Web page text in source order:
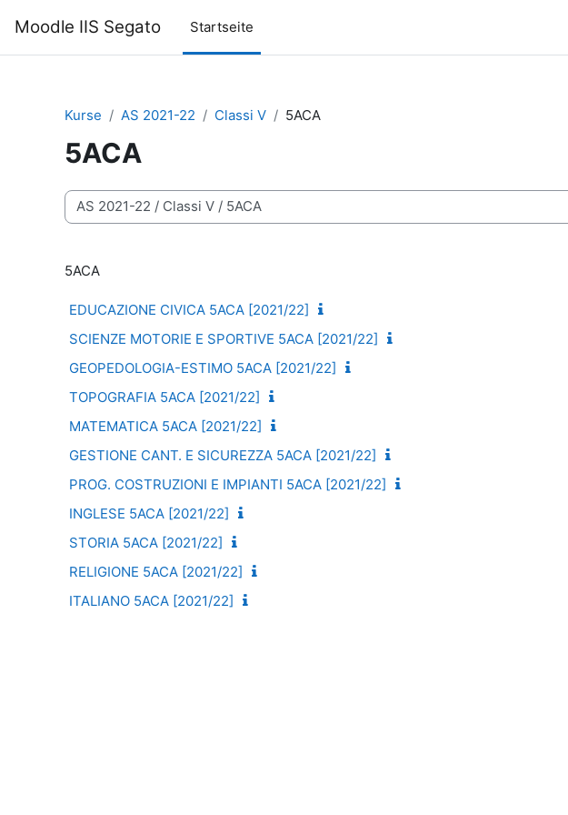
Moodle IIS Segato Startseite
Kurse AS 2021-22 Classi V 5ACA
5ACA
Kursbereiche
5ACA
EDUCAZIONE CIVICA 5ACA [2021/22]
SCIENZE MOTORIE E SPORTIVE 5ACA [2021/22]
GEOPEDOLOGIA-ESTIMO 5ACA [2021/22]
TOPOGRAFIA 5ACA [2021/22]
MATEMATICA 5ACA [2021/22]
GESTIONE CANT. E SICUREZZA 5ACA [2021/22]
PROG. COSTRUZIONI E IMPIANTI 5ACA [2021/22]
INGLESE 5ACA [2021/22]
STORIA 5ACA [2021/22]
RELIGIONE 5ACA [2021/22]
ITALIANO 5ACA [2021/22]